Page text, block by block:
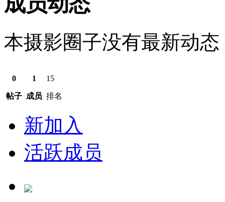
本摄影圈子没有最新动态
0
帖子
1
成员
15
排名
新加入
活跃成员